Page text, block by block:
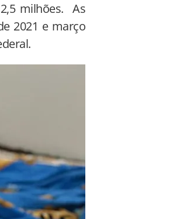
milhões. As
2021 e março